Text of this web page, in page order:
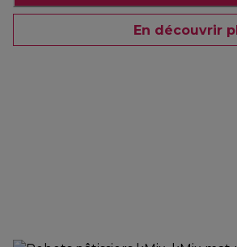
En découvrir